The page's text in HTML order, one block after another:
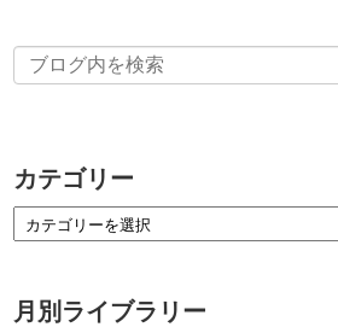
カテゴリー
月別ライブラリー